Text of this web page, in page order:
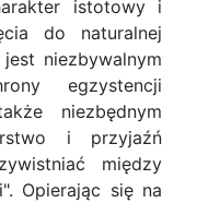
istotowy i
do naturalnej
niezbywalnym
egzystencji
niezbędnym
i przyjaźń
między
Opierając się na